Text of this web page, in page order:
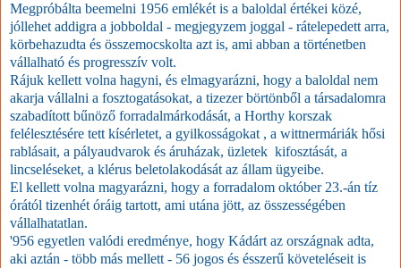
Megpróbálta beemelni 1956 emlékét is a baloldal értékei közé,
jóllehet addigra a jobboldal - megjegyzem joggal - rátelepedett arra,
körbehazudta és összemocskolta azt is, ami abban a történetben
vállalható és progresszív volt.
Rájuk kellett volna hagyni, és elmagyarázni, hogy a baloldal nem
akarja vállalni a fosztogatásokat, a tizezer börtönből a társadalomra
szabadított bűnöző forradalmárkodását, a Horthy korszak
felélesztésére tett kísérletet, a gyilkosságokat , a wittnermáriák hősi
rablásait, a pályaudvarok és áruházak, üzletek kifosztását, a
lincseléseket, a klérus beletolakodását az állam ügyeibe.
El kellett volna magyarázni, hogy a forradalom október 23.-án tíz
órától tizenhét óráig tartott, ami utána jött, az összességében
vállalhatatlan.
'956 egyetlen valódi eredménye, hogy Kádárt az országnak adta,
aki aztán - több más mellett - 56 jogos és ésszerű követeléseit is